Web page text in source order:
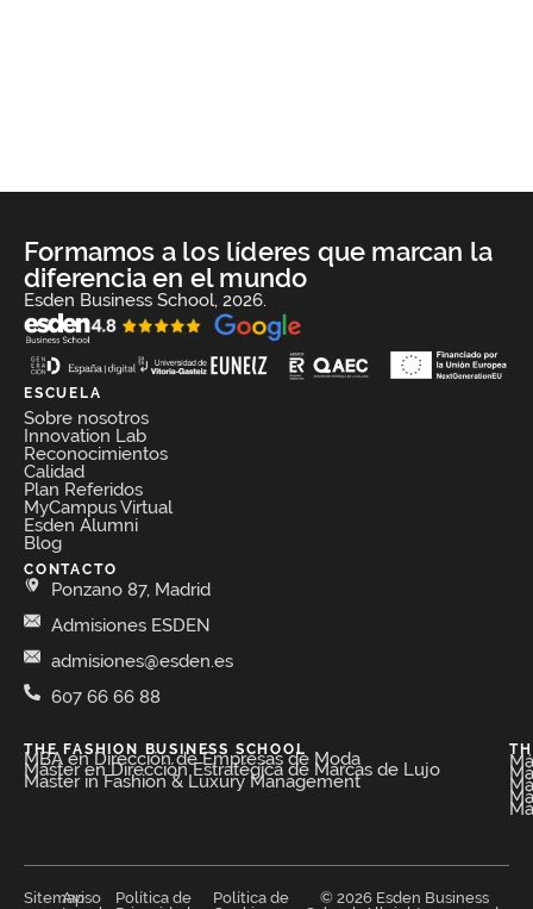
Formamos a los líderes que marcan la
diferencia en el mundo
Esden Business School, 2026.
ESCUELA
Sobre nosotros
Innovation Lab
Reconocimientos
Calidad
Plan Referidos
MyCampus Virtual
Esden Alumni
Blog
CONTACTO
Ponzano 87, Madrid
Admisiones ESDEN
admisiones@esden.es
607 66 66 88
THE FASHION BUSINESS SCHOOL​
MBA en Dirección de Empresas de Moda​
Máster en Dirección Estratégica de Marcas de Lujo
Master in Fashion & Luxury Management
© 2026 Esden Business
Sitemap
Aviso
Política de
Política de